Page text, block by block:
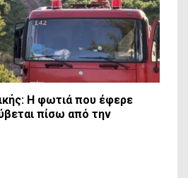
Η φωτιά που έφερε
πίσω από την